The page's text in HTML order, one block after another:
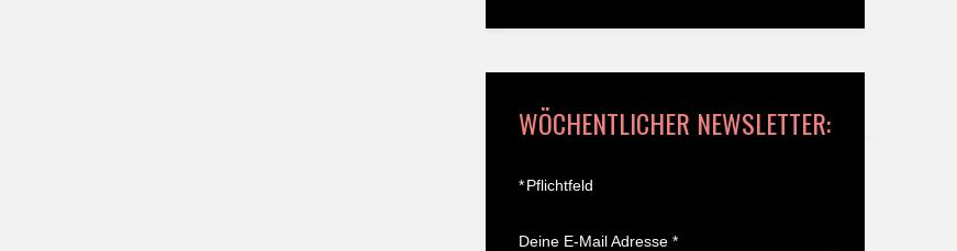
WÖCHENTLICHER NEWSLETTER:
*Pflichtfeld
Deine E-Mail Adresse *